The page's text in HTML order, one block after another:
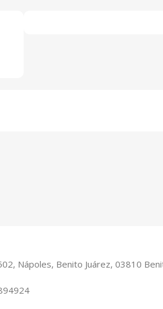
Nápoles, Benito Juárez, 03810